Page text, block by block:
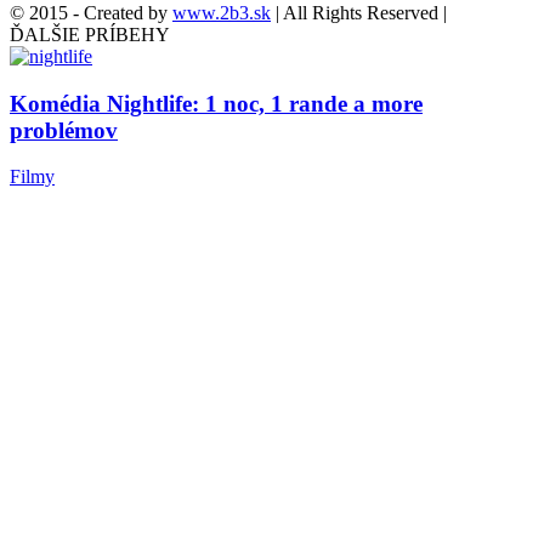
© 2015 - Created by www.2b3.sk | All Rights Reserved |
ĎALŠIE PRÍBEHY
Komédia Nightlife: 1 noc, 1 rande a more
problémov
Filmy